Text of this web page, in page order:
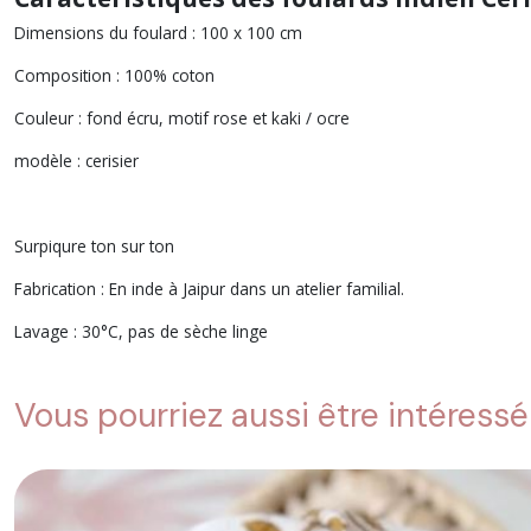
Dimensions du foulard : 100 x 100 cm
Composition : 100% coton
Couleur : fond écru, motif rose et kaki / ocre
modèle : cerisier
Surpiqure ton sur ton
Fabrication : En inde à Jaipur dans un atelier familial.
Lavage : 30°C, pas de sèche linge
Vous pourriez aussi être